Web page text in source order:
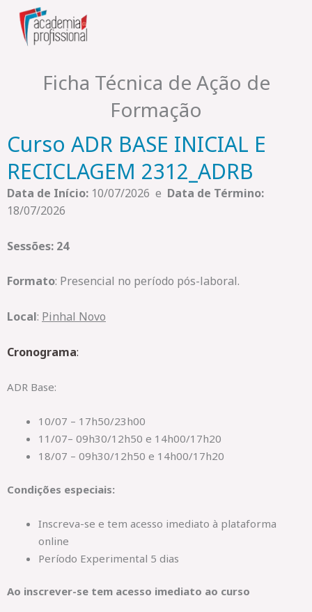
content
Ficha Técnica de Ação de
Formação
Curso ADR BASE INICIAL E
RECICLAGEM 2312_ADRB
Data de Início: 10/07/2026 e Data de Término:
18/07/2026
Sessões: 24
Formato: Presencial no período pós-laboral.
Local: Pinhal Novo
Cronograma:
ADR Base:
10/07 – 17h50/23h00
11/07– 09h30/12h50 e 14h00/17h20
18/07 – 09h30/12h50 e 14h00/17h20
Condições especiais:
Inscreva-se e tem acesso imediato à plataforma
online
Período Experimental 5 dias
Ao inscrever-se tem acesso imediato ao curso